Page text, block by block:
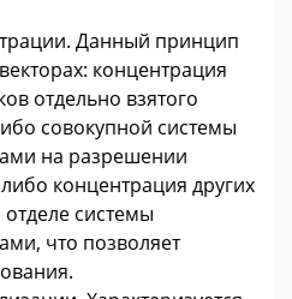
Данный принцип
концентрация
отдельно взятого
совокупной системы
на разрешении
концентрация других
системы
что позволяет